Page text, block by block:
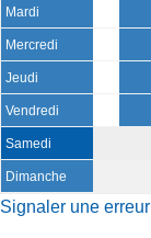
Mardi
Mercredi
Jeudi
Vendredi
Samedi
Dimanche
Signaler une erreur